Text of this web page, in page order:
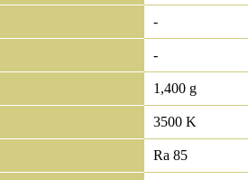
-
-
1,400 g
3500 K
Ra 85